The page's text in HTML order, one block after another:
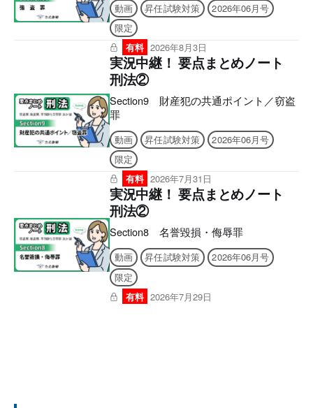
動画 昇任試験対策
2026年06月号
限定
有料 2026年8月3日
実況中継！ 要点まとめノート
刑法②
Section9 財産犯の共通ポイント／窃盗
罪
動画 昇任試験対策
2026年06月号
限定
有料 2026年7月31日
実況中継！ 要点まとめノート
刑法②
Section8 名誉毀損・侮辱罪
動画 昇任試験対策
2026年06月号
限定
有料 2026年7月29日